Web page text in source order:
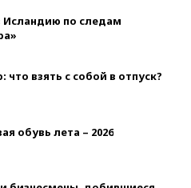
Исландию по следам
взять с собой в отпуск?
обувь лета – 2026